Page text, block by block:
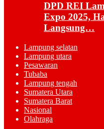
DPD REI
Expo 2025,
Langsung…
Lampung selatan
Lampung utara
Pesawaran
Tubaba
Lampung tengah
Sumatera Utara
Sumatera Barat
Nasional
Olahraga